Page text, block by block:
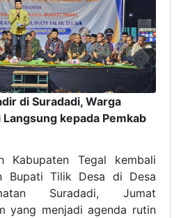
di Suradadi, Warga
kepada Pemkab
Kabupaten Tegal kembali
Bupati Tilik Desa di Desa
Suradadi, Jumat
yang menjadi agenda rutin